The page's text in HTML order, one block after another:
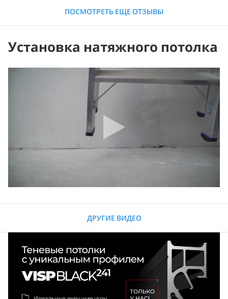
ПОСМОТРЕТЬ ЕЩЕ ОТЗЫВЫ
Установка натяжного потолка
ДРУГИЕ ВИДЕО